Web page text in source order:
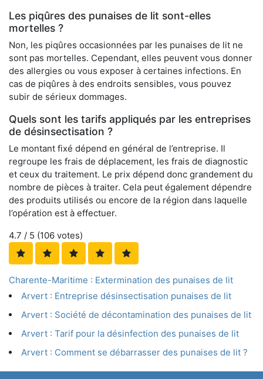
Les piqûres des punaises de lit sont-elles
mortelles ?
Non, les piqûres occasionnées par les punaises de lit ne
sont pas mortelles. Cependant, elles peuvent vous donner
des allergies ou vous exposer à certaines infections. En
cas de piqûres à des endroits sensibles, vous pouvez
subir de sérieux dommages.
Quels sont les tarifs appliqués par les entreprises
de désinsectisation ?
Le montant fixé dépend en général de l’entreprise. Il
regroupe les frais de déplacement, les frais de diagnostic
et ceux du traitement. Le prix dépend donc grandement du
nombre de pièces à traiter. Cela peut également dépendre
des produits utilisés ou encore de la région dans laquelle
l’opération est à effectuer.
4.7 / 5 (106 votes)
Charente-Maritime : Extermination des punaises de lit
Arvert : Entreprise désinsectisation punaises de lit
Arvert : Société de décontamination des punaises de lit
Arvert : Tarif pour la désinfection des punaises de lit
Arvert : Comment se débarrasser des punaises de lit ?